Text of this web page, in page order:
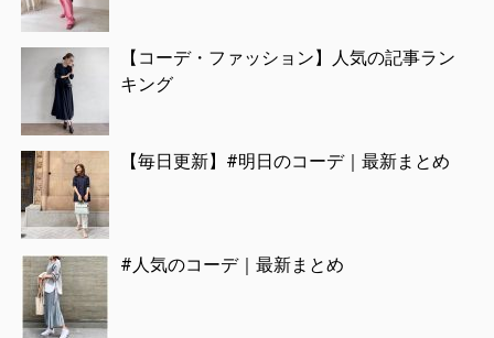
【コーデ・ファッション】人気の記事ラン
キング
【毎日更新】#明日のコーデ｜最新まとめ
#人気のコーデ｜最新まとめ